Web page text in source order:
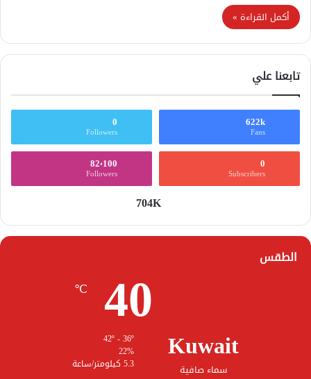
أكمل القراءة »
تابعنا علي
622k
Fans
0
Followers
0
Subscribers
82٬100
Followers
704K
الطقس
Kuwait
سماء صافية
40
℃
22%
5.3 كيلومتر/ساعة